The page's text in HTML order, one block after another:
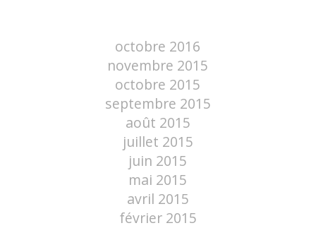
octobre 2016
novembre 2015
octobre 2015
septembre 2015
août 2015
juillet 2015
juin 2015
mai 2015
avril 2015
février 2015